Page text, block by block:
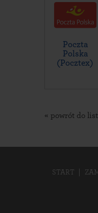
Poczta
Polska
(Pocztex)
« powrót do
START